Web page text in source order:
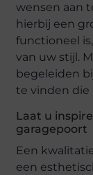
wensen aan
hierbij een
functioneel
van uw stijl.
begeleiden
te vinden die
Laat u
garagepoort
Een
een